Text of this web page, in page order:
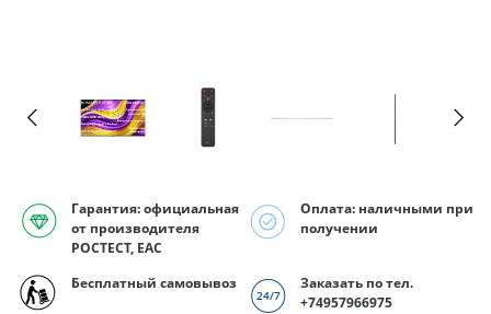
Гарантия: официальная
от производителя
РОСТЕСТ, EAC
Оплата: наличными при
получении
Бесплатный самовывоз
Заказать по тел.
+74957966975